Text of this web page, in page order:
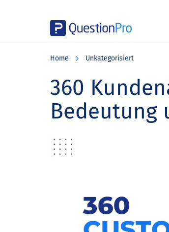
Home Unkategorisiert
360
Bedeutung